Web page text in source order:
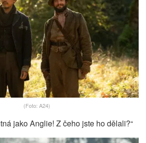
(Foto: A24)
jako Anglie! Z čeho jste ho dělali?“